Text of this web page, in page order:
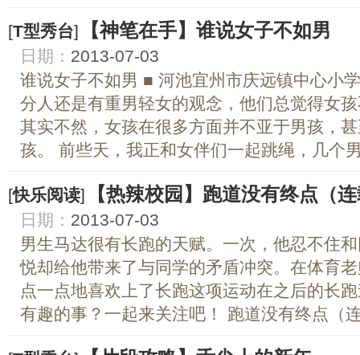
[T型秀台] 【神笔在手】谁说女子不如男
日期： 2013-07-03
谁说女子不如男 ■ 河池宜州市庆远镇中心小
分人还是有重男轻女的观念，他们总觉得女
其实不然，女孩在很多方面并不亚于男孩，
孩。 前些天，我正和女伴们一起跳绳，几个
[快乐阅读] 【热辣校园】跑道没有终点（
日期： 2013-07-03
男生马达很有长跑的天赋。一次，他忍不住
悦却给他带来了与同学的矛盾冲突。在体育
点一点地喜欢上了长跑这项运动在之后的长
有趣的事？一起来关注吧！ 跑道没有终点（